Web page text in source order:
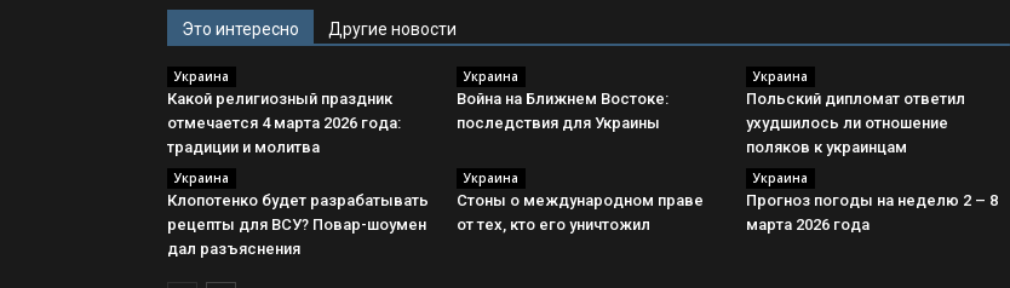
Это интересно Другие новости
Украина
Какой религиозный праздник
отмечается 4 марта 2026 года:
традиции и молитва
Украина
Война на Ближнем Востоке:
последствия для Украины
Украина
Польский дипломат ответил
ухудшилось ли отношение
поляков к украинцам
Украина
Клопотенко будет разрабатывать
рецепты для ВСУ? Повар-шоумен
дал разъяснения
Украина
Стоны о международном праве
от тех, кто его уничтожил
Украина
Прогноз погоды на неделю 2 – 8
марта 2026 года